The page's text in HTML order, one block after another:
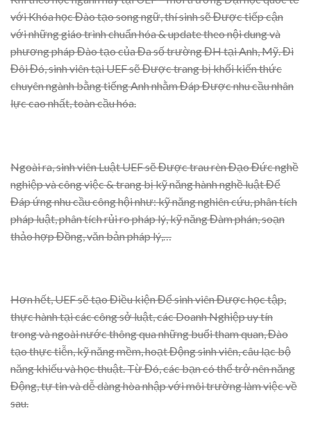
với Khóa học Đào tạo song ngữ, thí sinh sẽ Được tiếp cận
với những giáo trình chuẩn hóa & update theo nội dung và
phương pháp Đào tạo của Đa số trường ĐH tại Anh, Mỹ. Đi
Đôi Đó, sinh viên tại UEF sẽ Được trang bị khối kiến thức
chuyên ngành bằng tiếng Anh nhằm Đáp Được nhu cầu nhân
lực cao nhất, toàn cầu hóa.
Ngoài ra, sinh viên Luật UEF sẽ Được trau rèn Đạo Đức nghề
nghiệp và công việc & trang bị kỹ năng hành nghề luật Để
Đáp ứng nhu cầu công hội như: kỹ năng nghiên cứu, phân tích
pháp luật, phân tích rủi ro pháp lý, kỹ năng Đàm phán, soạn
thảo hợp Đồng, văn bản pháp lý,…
Hơn hết, UEF sẽ tạo Điều kiện Để sinh viên Được học tập,
thực hành tại các công sở luật, các Doanh Nghiệp uy tín
trong và ngoài nước thông qua những buổi tham quan, Đào
tạo thực tiễn, kỹ năng mềm, hoạt Động sinh viên, câu lạc bộ
năng khiếu và học thuật. Từ Đó, các bạn có thể trở nên năng
Động, tự tin và dễ dàng hòa nhập với môi trường làm việc về
sau.